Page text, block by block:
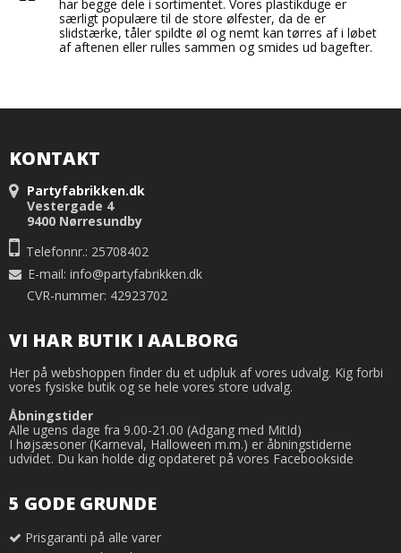
har begge dele i sortimentet. Vores plastikduge er
særligt populære til de store ølfester, da de er
slidstærke, tåler spildte øl og nemt kan tørres af i løbet
af aftenen eller rulles sammen og smides ud bagefter.
KONTAKT
Partyfabrikken.dk
Vestergade 4
9400 Nørresundby
Telefonnr.: 25708402
E-mail: info@partyfabrikken.dk
CVR-nummer: 42923702
VI HAR BUTIK I AALBORG
Her på webshoppen finder du et udpluk af vores udvalg. Kig forbi
vores fysiske butik og se hele vores store udvalg.
Åbningstider
Alle ugens dage fra 9.00-21.00 (Adgang med MitId)
I højsæsoner (Karneval, Halloween m.m.) er åbningstiderne
udvidet. Du kan holde dig opdateret på vores Facebookside
5 GODE GRUNDE
Prisgaranti på alle varer